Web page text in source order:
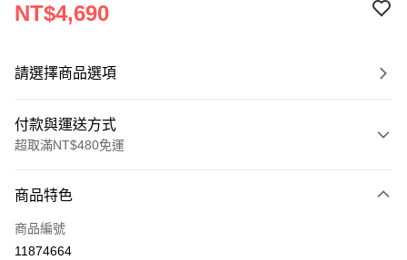
NT$4,690
請選擇商品選項
付款與運送方式
超取滿NT$480免運
信用卡一次付款
信用卡分期付款
商品特色
商品編號
11874664